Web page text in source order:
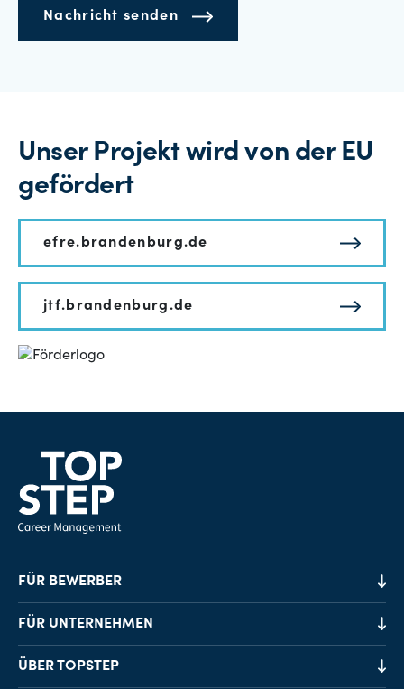
Nachricht senden
Unser Projekt wird von der EU
gefördert
efre.brandenburg.de
jtf.brandenburg.de
FÜR BEWERBER
Job-Finder
Karriereberatung
FÜR UNTERNEHMEN
Personalvermittlung
ÜBER TOPSTEP